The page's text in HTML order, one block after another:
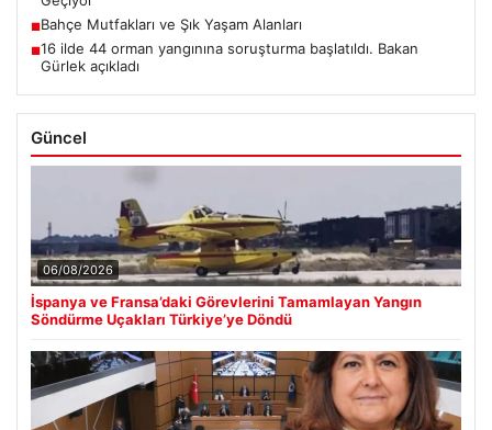
■Bahçe Mutfakları ve Şık Yaşam Alanları
■16 ilde 44 orman yangınına soruşturma başlatıldı. Bakan
Gürlek açıkladı
Güncel
06/08/2026
İspanya ve Fransa’daki Görevlerini Tamamlayan Yangın
Söndürme Uçakları Türkiye’ye Döndü